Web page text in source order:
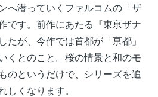
へ潜っていくファルコムの「ザ
です。前作にあたる『東亰ザナ
たが、今作では首都が「亰都」
くとのこと。桜の情景と和のモ
のというだけで、シリーズを追
しくなります。